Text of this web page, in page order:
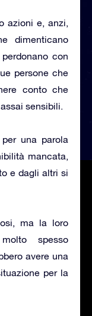
azioni e, anzi,
dimenticano
con
persone che
conto che
sensibili.
una parola
mancata,
e dagli altri si
ma la loro
spesso
avere una
per la